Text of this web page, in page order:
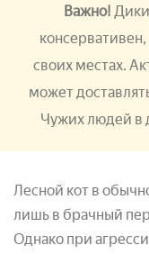
Важно!
своих местах.
может
Чужих людей в
Лесной кот в
лишь в брачный
Однако при